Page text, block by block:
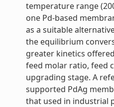
temperature range
one Pd-based
as a suitable
the equilibrium
greater kinetics
feed molar ratio, feed
upgrading stage. A
supported PdAg
that used in industrial